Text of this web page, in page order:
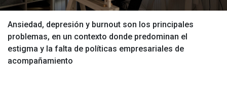
Ansiedad, depresión y burnout son los principales
problemas, en un contexto donde predominan el
estigma y la falta de políticas empresariales de
acompañamiento